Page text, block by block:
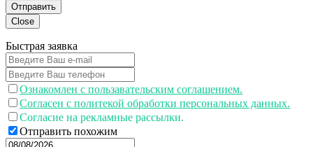
Отправить
Close
Быстрая заявка
Ознакомлен с пользавательским соглашением.
Согласен с политекой обработки персональных данных.
Согласие на рекламные рассылки.
Отправить похожим